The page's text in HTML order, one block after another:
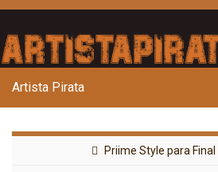
Artista Pirata
Priime Style para Final